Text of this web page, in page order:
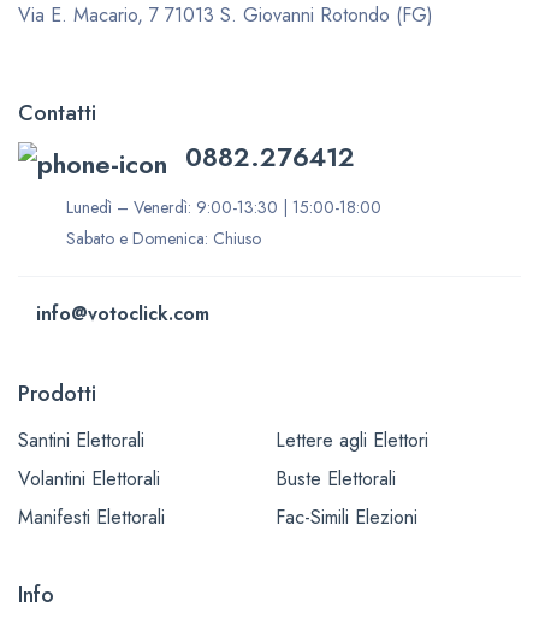
Via E. Macario, 7 71013 S. Giovanni Rotondo (FG)
Contatti
0882.276412
Lunedì – Venerdì: 9:00-13:30 | 15:00-18:00
Sabato e Domenica: Chiuso
info@votoclick.com
Prodotti
Santini Elettorali
Volantini Elettorali
Manifesti Elettorali
Lettere agli Elettori
Buste Elettorali
Fac-Simili Elezioni
Info